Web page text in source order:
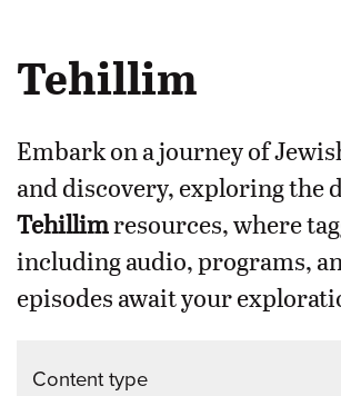
Tehillim
Embark on a journey of
and discovery, exploring the
Tehillimresources, where
including audio, programs,
episodes await your
Content type